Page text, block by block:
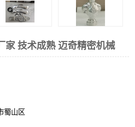
家 技术成熟 迈奇精密机械
蜀山区